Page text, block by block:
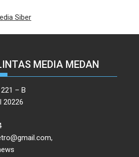
Siber
MEDIA MEDAN
– B
20226